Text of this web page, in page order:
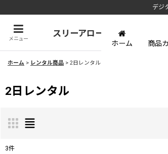
デジ
メニュー
スリーアローズ
ホーム 商品
ホーム > レンタル商品 > 2日レンタル
2日レンタル
3件